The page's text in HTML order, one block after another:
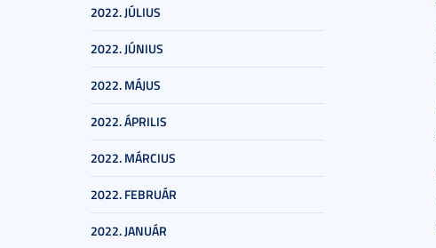
2022. JÚLIUS
2022. JÚNIUS
2022. MÁJUS
2022. ÁPRILIS
2022. MÁRCIUS
2022. FEBRUÁR
2022. JANUÁR